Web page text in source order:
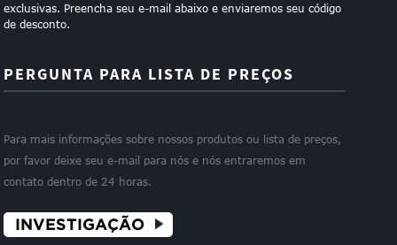
exclusivas. Preencha seu e-mail abaixo e enviaremos seu código
de desconto.
PERGUNTA PARA LISTA DE PREÇOS
Para mais informações sobre nossos produtos ou lista de preços,
por favor deixe seu e-mail para nós e nós entraremos em
contato dentro de 24 horas.
INVESTIGAÇÃO